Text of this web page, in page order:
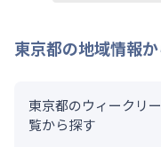
東京都の地域情報
東京都のウィークリ
覧から探す